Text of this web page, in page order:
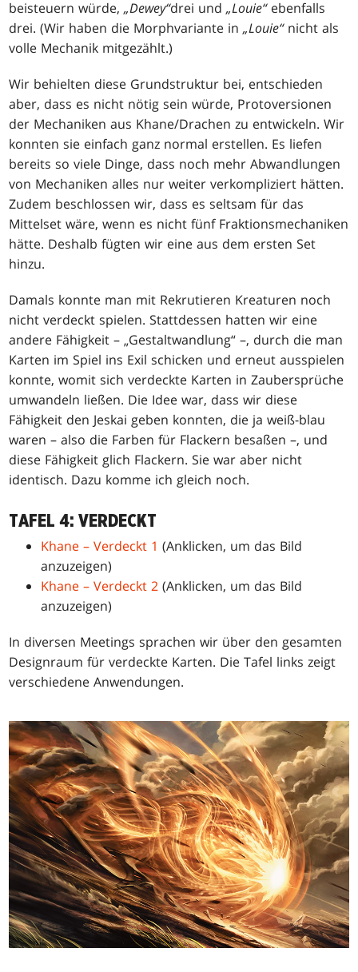
beisteuern würde,„Dewey“drei und„Louie“ ebenfalls
drei. (Wir haben die Morphvariante in„Louie“nicht als
volle Mechanik mitgezählt.)
Wir behielten diese Grundstruktur bei, entschieden
aber, dass es nicht nötig sein würde, Protoversionen
der Mechaniken aus Khane/Drachen zu entwickeln. Wir
konnten sie einfach ganz normal erstellen. Es liefen
bereits so viele Dinge, dass noch mehr Abwandlungen
von Mechaniken alles nur weiter verkompliziert hätten.
Zudem beschlossen wir, dass es seltsam für das
Mittelset wäre, wenn es nicht fünf Fraktionsmechaniken
hätte. Deshalb fügten wir eine aus dem ersten Set
hinzu.
Damals konnte man mit Rekrutieren Kreaturen noch
nicht verdeckt spielen. Stattdessen hatten wir eine
andere Fähigkeit – „Gestaltwandlung“ –, durch die man
Karten im Spiel ins Exil schicken und erneut ausspielen
konnte, womit sich verdeckte Karten in Zaubersprüche
umwandeln ließen. Die Idee war, dass wir diese
Fähigkeit den Jeskai geben konnten, die ja weiß-blau
waren – also die Farben für Flackern besaßen –, und
diese Fähigkeit glich Flackern. Sie war aber nicht
identisch. Dazu komme ich gleich noch.
TAFEL 4: VERDECKT
Khane – Verdeckt 1 (Anklicken, um das Bild
anzuzeigen)
Khane – Verdeckt 2 (Anklicken, um das Bild
anzuzeigen)
In diversen Meetings sprachen wir über den gesamten
Designraum für verdeckte Karten. Die Tafel links zeigt
verschiedene Anwendungen.